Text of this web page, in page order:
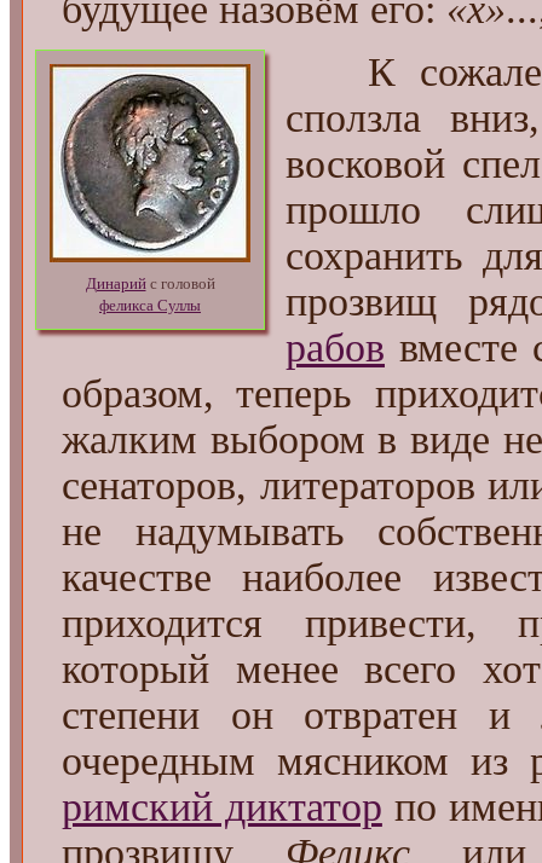
Динарийс головой
феликса Суллы
К
сползла
восковой
прошло
сохранить
прозвищ
рабов
образом, теперь
жалким выбором в виде
сенаторов, литераторов
не надумывать
качестве наиболее
приходится привести,
который менее всего
степени он отвратен
очередным мясником из
римский диктатор по
прозвищу Феликс